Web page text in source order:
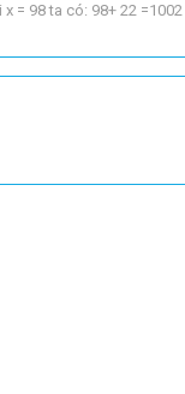
x = 98 ta có: 98+ 22 =1002